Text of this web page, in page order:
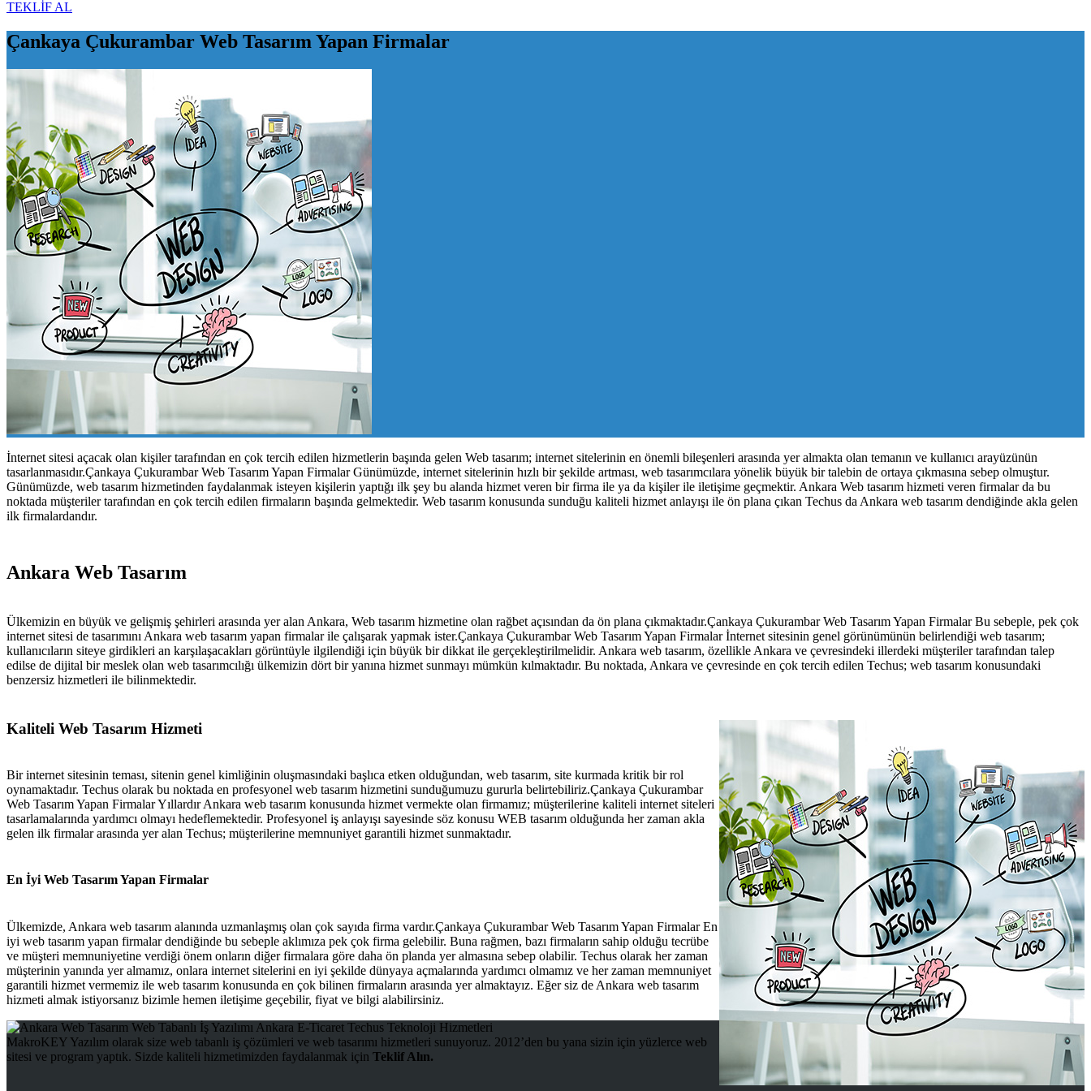
TEKLİF AL
Çankaya Çukurambar Web Tasarım Yapan Firmalar
İnternet sitesi açacak olan kişiler tarafından en çok tercih edilen hizmetlerin başında gelen Web tasarım; internet sitelerinin en önemli bileşenleri arasında yer almakta olan temanın ve kullanıcı arayüzünün
tasarlanmasıdır.Çankaya Çukurambar Web Tasarım Yapan Firmalar Günümüzde, internet sitelerinin hızlı bir şekilde artması, web tasarımcılara yönelik büyük bir talebin de ortaya çıkmasına sebep olmuştur.
Günümüzde, web tasarım hizmetinden faydalanmak isteyen kişilerin yaptığı ilk şey bu alanda hizmet veren bir firma ile ya da kişiler ile iletişime geçmektir. Ankara Web tasarım hizmeti veren firmalar da bu
noktada müşteriler tarafından en çok tercih edilen firmaların başında gelmektedir. Web tasarım konusunda sunduğu kaliteli hizmet anlayışı ile ön plana çıkan Techus da Ankara web tasarım dendiğinde akla gelen
ilk firmalardandır.
Ankara Web Tasarım
Ülkemizin en büyük ve gelişmiş şehirleri arasında yer alan Ankara, Web tasarım hizmetine olan rağbet açısından da ön plana çıkmaktadır.Çankaya Çukurambar Web Tasarım Yapan Firmalar Bu sebeple, pek çok
internet sitesi de tasarımını Ankara web tasarım yapan firmalar ile çalışarak yapmak ister.Çankaya Çukurambar Web Tasarım Yapan Firmalar İnternet sitesinin genel görünümünün belirlendiği web tasarım;
kullanıcıların siteye girdikleri an karşılaşacakları görüntüyle ilgilendiği için büyük bir dikkat ile gerçekleştirilmelidir. Ankara web tasarım, özellikle Ankara ve çevresindeki illerdeki müşteriler tarafından talep
edilse de dijital bir meslek olan web tasarımcılığı ülkemizin dört bir yanına hizmet sunmayı mümkün kılmaktadır. Bu noktada, Ankara ve çevresinde en çok tercih edilen Techus; web tasarım konusundaki
benzersiz hizmetleri ile bilinmektedir.
Kaliteli Web Tasarım Hizmeti
Bir internet sitesinin teması, sitenin genel kimliğinin oluşmasındaki başlıca etken olduğundan, web tasarım, site kurmada kritik bir rol
oynamaktadır. Techus olarak bu noktada en profesyonel web tasarım hizmetini sunduğumuzu gururla belirtebiliriz.Çankaya Çukurambar
Web Tasarım Yapan Firmalar Yıllardır Ankara web tasarım konusunda hizmet vermekte olan firmamız; müşterilerine kaliteli internet siteleri
tasarlamalarında yardımcı olmayı hedeflemektedir. Profesyonel iş anlayışı sayesinde söz konusu WEB tasarım olduğunda her zaman akla
gelen ilk firmalar arasında yer alan Techus; müşterilerine memnuniyet garantili hizmet sunmaktadır.
En İyi Web Tasarım Yapan Firmalar
Ülkemizde, Ankara web tasarım alanında uzmanlaşmış olan çok sayıda firma vardır.Çankaya Çukurambar Web Tasarım Yapan Firmalar En
iyi web tasarım yapan firmalar dendiğinde bu sebeple aklımıza pek çok firma gelebilir. Buna rağmen, bazı firmaların sahip olduğu tecrübe
ve müşteri memnuniyetine verdiği önem onların diğer firmalara göre daha ön planda yer almasına sebep olabilir. Techus olarak her zaman
müşterinin yanında yer almamız, onlara internet sitelerini en iyi şekilde dünyaya açmalarında yardımcı olmamız ve her zaman memnuniyet
garantili hizmet vermemiz ile web tasarım konusunda en çok bilinen firmaların arasında yer almaktayız. Eğer siz de Ankara web tasarım
hizmeti almak istiyorsanız bizimle hemen iletişime geçebilir, fiyat ve bilgi alabilirsiniz.
MakroKEY Yazılım olarak size web tabanlı iş çözümleri ve web tasarımı hizmetleri sunuyoruz. 2012’den bu yana sizin için yüzlerce web
sitesi ve program yaptık. Sizde kaliteli hizmetimizden faydalanmak için Teklif Alın.